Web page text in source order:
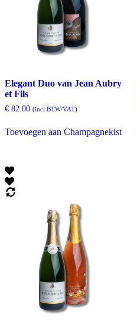
Elegant Duo van Jean Aubry
et Fils
€ 82.00 (incl BTW/VAT)
Toevoegen aan Champagnekist